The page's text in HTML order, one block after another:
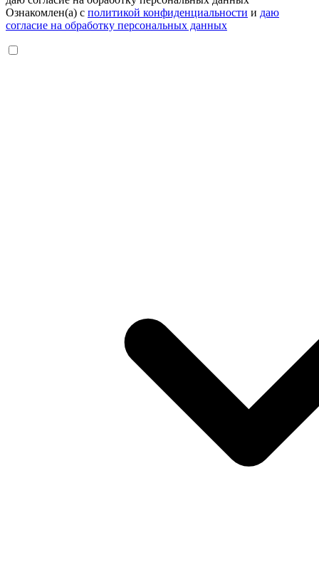
Ознакомлен(а) с политикой конфиденциальности и даю
согласие на обработку персональных данных